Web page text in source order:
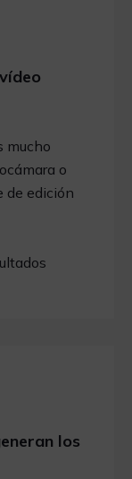
mucho
o
de edición
los